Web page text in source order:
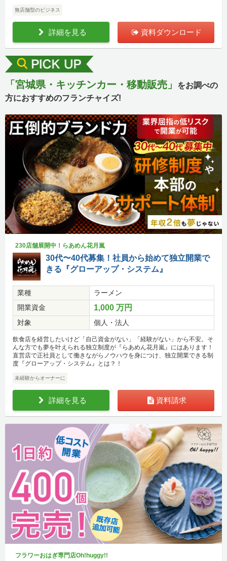
無店舗型のビジネス
詳細を見る 資料ダウンロード
「宮城県・キッチンカー・移動販売」
をお調べの
方におすすめのフランチャイズ!
230店舗展開中！らあめん花月嵐
30代〜40代募集！社員から始めて独立開業で
きる『グローアップ・システム』
業種
ラーメン
開業資金
1,000 万円
対象 個人・法人
飲食店を経営したいけど「自己資金がない」「経験がない」から不安。そ
んな方でも夢を叶えられる独立制度が『らあめん花月嵐』にはあります！
直営店で正社員として働きながらノウハウを身につけ、独立開業できる制
度『グローアップ・システム』とは？！
未経験からオーナーに
詳細を見る 資料請求
フラワーおはぎ専門店Oh!huggy!!